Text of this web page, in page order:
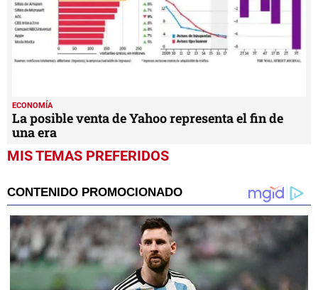
ECONOMÍA
La posible venta de Yahoo representa el fin de
una era
MIS TEMAS PREFERIDOS